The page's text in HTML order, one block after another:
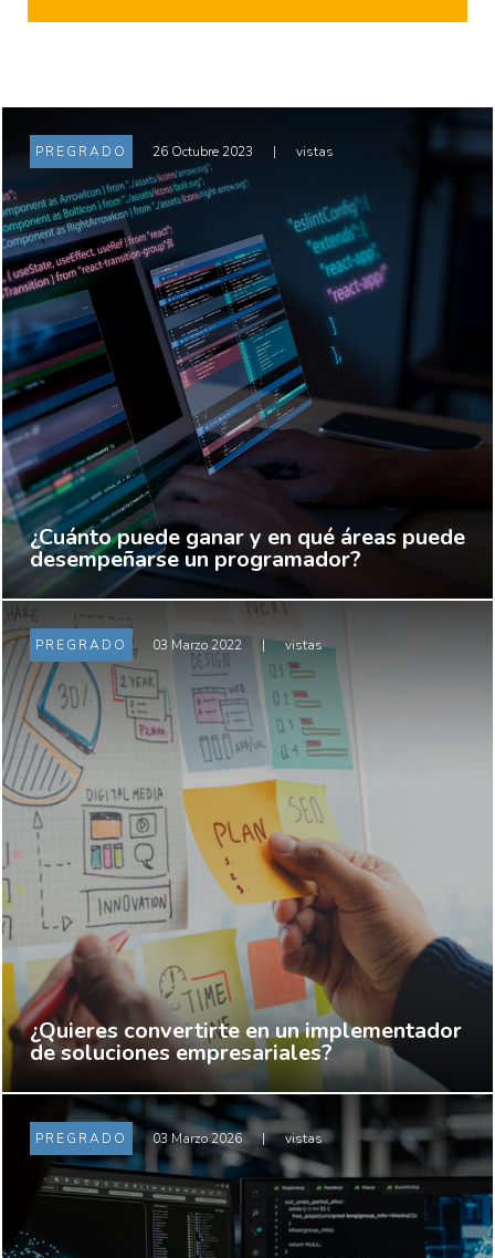
PREGRADO 26 Octubre 2023 | vistas
¿Cuánto puede ganar y en qué áreas puede
desempeñarse un programador?
PREGRADO 03 Marzo 2022 | vistas
¿Quieres convertirte en un implementador
de soluciones empresariales?
PREGRADO 03 Marzo 2026 | vistas